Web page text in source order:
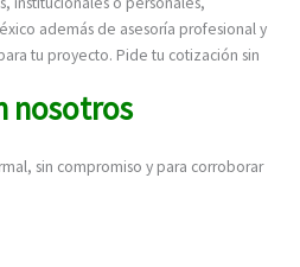
además de asesoría profesional y
tu proyecto. Pide tu cotización sin
nosotros
sin compromiso y para corroborar